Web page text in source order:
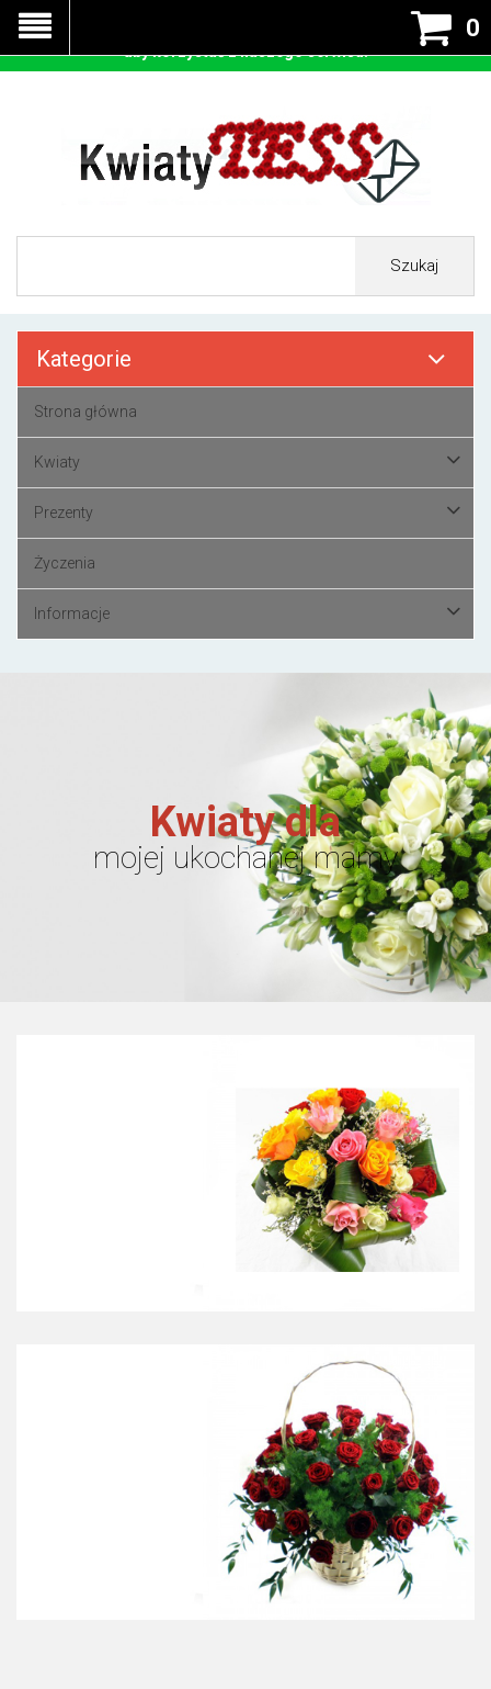
0
Szukaj
Kategorie
Strona główna
Kwiaty
Prezenty
Życzenia
Informacje
Kwiaty dla
mojej ukochanej mamy
Nasza strona korzysta z cookies - czyli tzw ciastek w celu
prawidłowego działania. Zaakceptuj przyjmowanie cookies
aby korzystać z naszego serwisu.